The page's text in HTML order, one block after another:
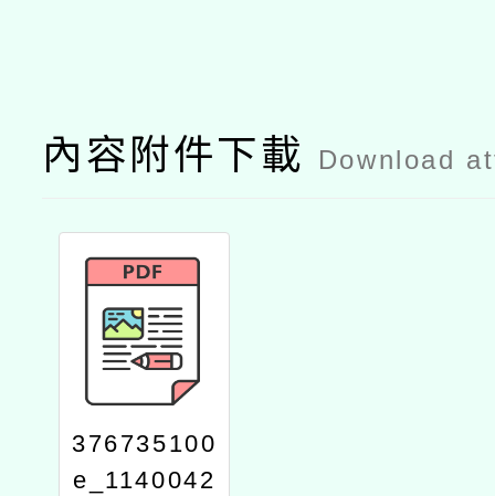
內容附件下載 Download
376735100
e_1140042